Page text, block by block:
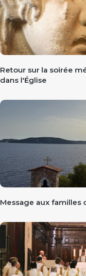
Retour sur la soirée
dans l'Église
Message aux familles